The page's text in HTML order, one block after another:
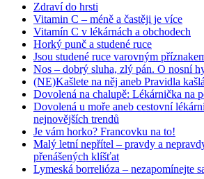
Zdraví do hrsti
Vitamin C – méně a častěji je více
Vitamín C v lékárnách a obchodech
Horký punč a studené ruce
Jsou studené ruce varovným
Nos – dobrý sluha, zlý pán. O nosní
(NE)Kašlete na něj aneb Pravidla
Dovolená na chalupě: Lékárnička na
Dovolená u moře aneb cestovní
nejnovějších trendů
Je vám horko? Francovku na to!
Malý letní nepřítel – pravdy a
přenášených klíšťat
Lymeská borrelióza – nezapomínejte